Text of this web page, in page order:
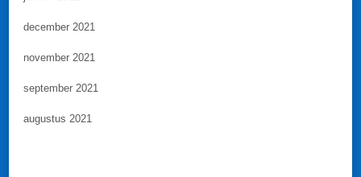
december 2021
november 2021
september 2021
augustus 2021